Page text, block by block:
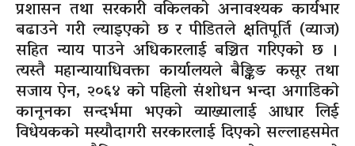
प्रशासन तथा सरकारी वकिलको अनावश्यक कार्यभार
बढाउने गरी ल्याइएको छ र पीडितले क्षतिपूर्ति (व्याज)
सहित न्याय पाउने अधिकारलाई बञ्चित गरिएको छ ।
त्यस्तै महान्यायाधिवक्ता कार्यालयले बैङ्किङ कसूर तथा
सजाय ऐन, २०६४ को पहिलो संशोधन भन्दा अगाडिको
कानूनका सन्दर्भमा भएको व्याख्यालाई आधार लिई
विधेयकको मस्यौदागरी सरकारलाई दिएको सल्लाहसमेत